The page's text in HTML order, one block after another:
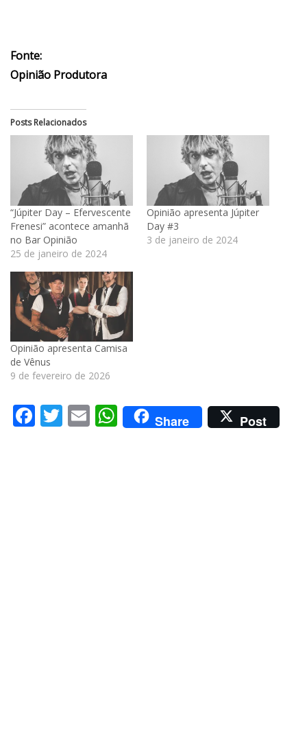
Fonte:
Opinião Produtora
Posts Relacionados
“Júpiter Day – Efervescente
Frenesi” acontece amanhã
no Bar Opinião
25 de janeiro de 2024
Opinião apresenta Júpiter
Day #3
3 de janeiro de 2024
Opinião apresenta Camisa
de Vênus
9 de fevereiro de 2026
Facebook
Twitter
EmailWhatsApp
Share Post